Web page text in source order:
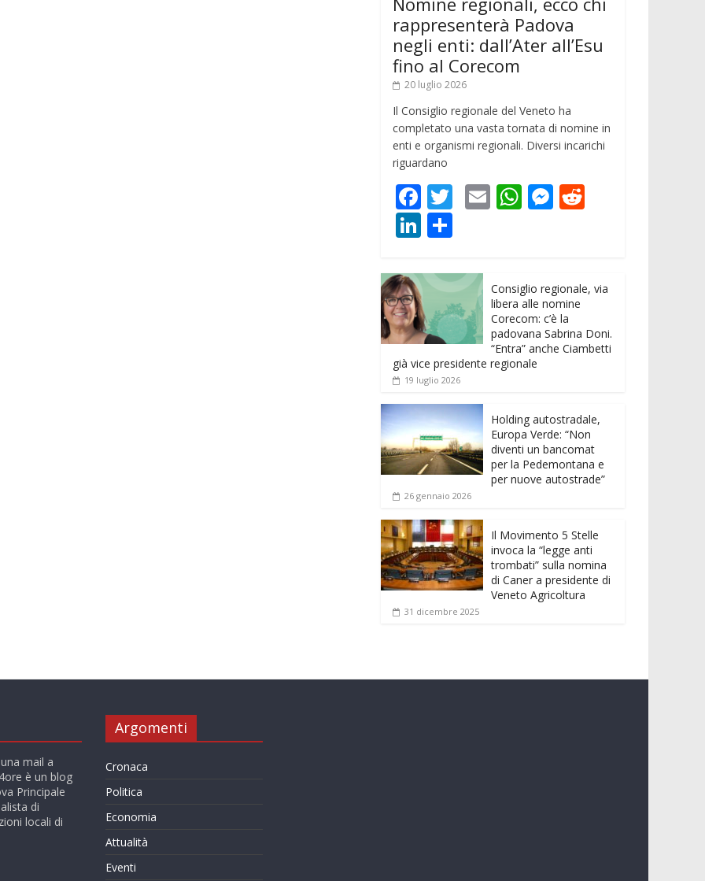
rappresenterà Padova
negli enti: dall’Ater all’Esu
fino al Corecom
20 luglio 2026
Il Consiglio regionale del Veneto ha
completato una vasta tornata di nomine in
enti e organismi regionali. Diversi incarichi
riguardano
F
ac
e
b
o
o
k
T
er
E W
A
p
p
M
n
g
er
t
Li
k
e
dI
n
n
di
vi
di
Consiglio regionale, via
libera alle nomine
Corecom: c’è la
padovana Sabrina Doni.
“Entra” anche Ciambetti
già vice presidente regionale
19 luglio 2026
Holding autostradale,
Europa Verde: “Non
diventi un bancomat
per la Pedemontana e
per nuove autostrade”
26 gennaio 2026
Il Movimento 5 Stelle
invoca la “legge anti
trombati” sulla nomina
di Caner a presidente di
Veneto Agricoltura
31 dicembre 2025
mail a
è un blog
Principale
di
locali di
Argomenti
Cronaca
Politica
Economia
Attualità
Eventi